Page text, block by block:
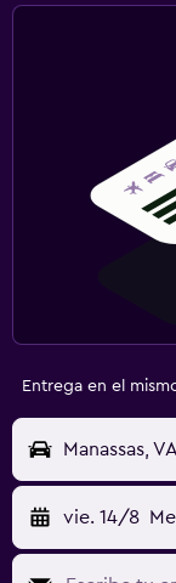
Entrega en el
Manassas,
vie. 14/8